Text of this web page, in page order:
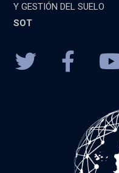
Y GESTIÓN DEL SUELO
SOT